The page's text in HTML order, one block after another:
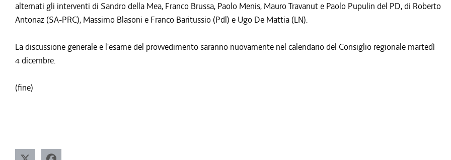
alternati gli interventi di Sandro della Mea, Franco Brussa, Paolo Menis, Mauro Travanut e Paolo Pupulin del PD, di Roberto
Antonaz (SA-PRC), Massimo Blasoni e Franco Baritussio (Pdl) e Ugo De Mattia (LN).
La discussione generale e l'esame del provvedimento saranno nuovamente nel calendario del Consiglio regionale martedì
4 dicembre.
(fine)